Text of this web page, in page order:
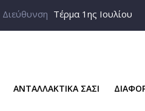
Διεύθυνση Τέρμα 1ης Ιουλίου
ΑΝΤΑΛΛΑΚΤΙΚΑ ΣΑΣΙ